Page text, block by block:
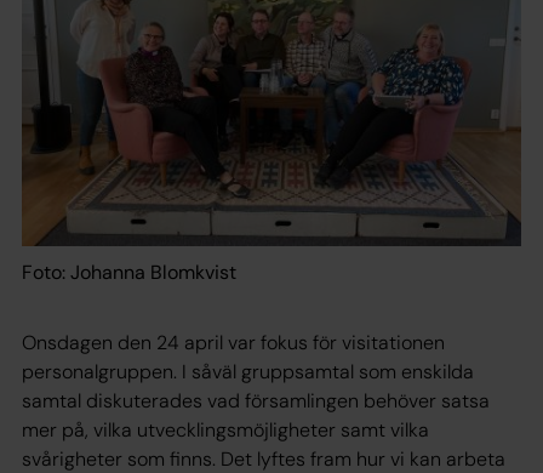
Foto: Johanna Blomkvist
Onsdagen den 24 april var fokus för visitationen
personalgruppen. I såväl gruppsamtal som enskilda
samtal diskuterades vad församlingen behöver satsa
mer på, vilka utvecklingsmöjligheter samt vilka
svårigheter som finns. Det lyftes fram hur vi kan arbeta